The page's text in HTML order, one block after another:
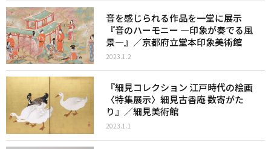
音を感じられる作品を一堂に展示
『音のハーモニー ―印象が奏でる風
景―』／京都府立堂本印象美術館
2023.1.2
『細見コレクション 江戸時代の絵画
〈特集展示〉細見古香庵 数寄がた
り』／細見美術館
2023.1.1